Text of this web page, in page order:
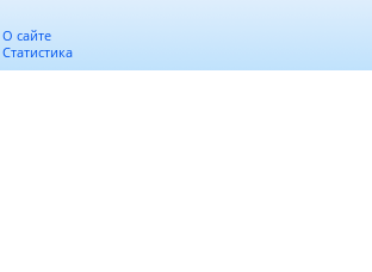
О сайте
Статистика